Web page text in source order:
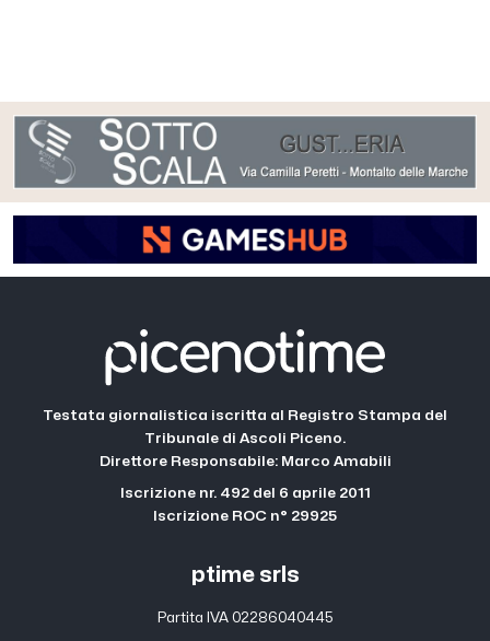
Testata giornalistica iscritta al Registro Stampa del
Tribunale di Ascoli Piceno.
Direttore Responsabile: Marco Amabili
Iscrizione nr. 492 del 6 aprile 2011
Iscrizione ROC n° 29925
ptime srls
Partita IVA 02286040445